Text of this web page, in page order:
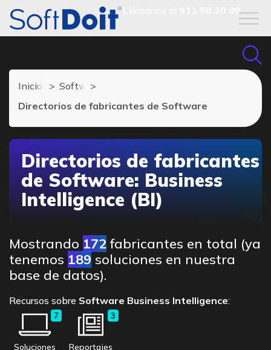
911 98 20 00
Inicio
Software Business Intelligence
Directorios de fabricantes de Software
Directorios de fabricantes
de Software: Business
Intelligence (BI)
Mostrando 172fabricantes en total (ya
tenemos 189 soluciones en nuestra
base de datos).
Recursos sobre Software Business Intelligence:
7
Soluciones
3
Reportajes